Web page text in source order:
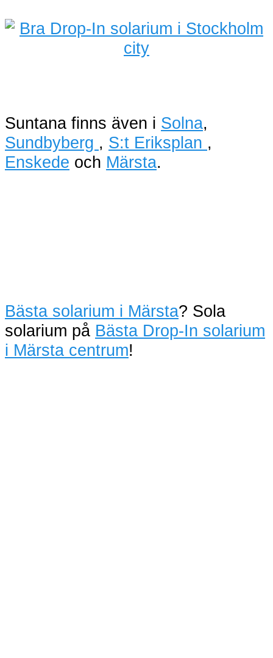
Suntana finns även i Solna,
Sundbyberg , S:t Eriksplan ,
Enskede och Märsta.
Bästa solarium i Märsta? Sola
solarium på Bästa Drop-In solarium
i Märsta centrum!